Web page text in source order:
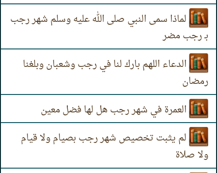
لماذا سمى النبي صلى الله عليه وسلم شهر رجب
بـ رجب مضر
الدعاء اللهم بارك لنا في رجب وشعبان وبلغنا
رمضان
العمرة في شهر رجب هل لها فضل معين
لم يثبت تخصيص شهر رجب بصيام ولا قيام
ولا صلاة